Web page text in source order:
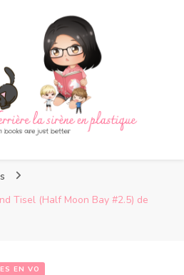
derrière la
en plastique
en plastique
Tisel (Half Moon Bay #2.5) de
EN VO